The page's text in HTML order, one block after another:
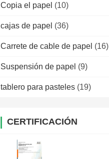
Copia el papel (10)
cajas de papel (36)
Carrete de cable de papel (16)
Suspensión de papel (9)
tablero para pasteles (19)
CERTIFICACIÓN